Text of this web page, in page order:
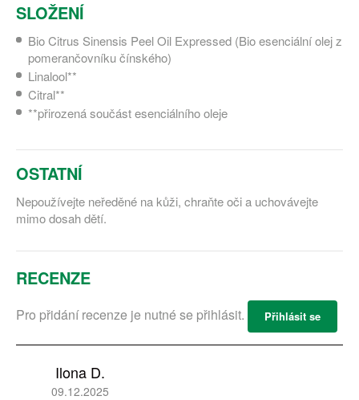
SLOŽENÍ
Bio Citrus Sinensis Peel Oil Expressed (Bio esenciální olej z
pomerančovníku čínského)
Linalool**
Citral**
**přirozená součást esenciálního oleje
OSTATNÍ
Nepoužívejte neředěné na kůži, chraňte oči a uchovávejte
mimo dosah dětí.
RECENZE
Pro přidání recenze je nutné se přihlásit. Přihlásit se
Ilona D.
09.12.2025